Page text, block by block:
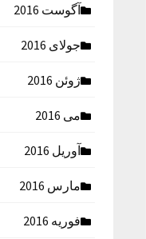
آگوست 2016
جولای 2016
ژوئن 2016
می 2016
آوریل 2016
مارس 2016
فوریه 2016